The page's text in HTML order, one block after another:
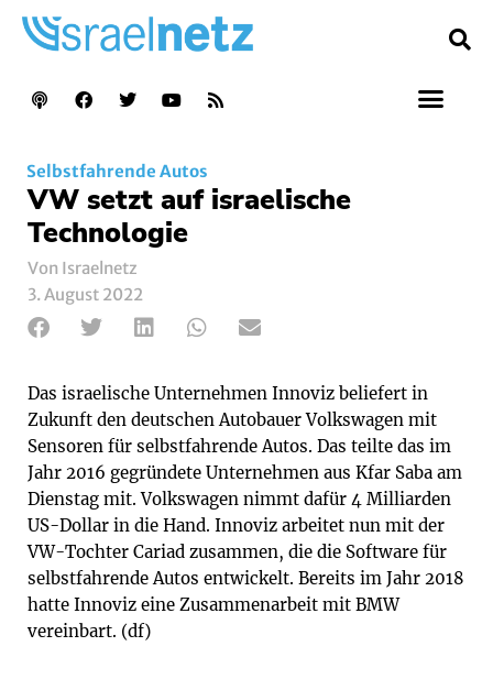
Selbstfahrende Autos
VW setzt auf israelische
Technologie
Von Israelnetz
3. August 2022
Das israelische Unternehmen Innoviz beliefert in
Zukunft den deutschen Autobauer Volkswagen mit
Sensoren für selbstfahrende Autos. Das teilte das im
Jahr 2016 gegründete Unternehmen aus Kfar Saba am
Dienstag mit. Volkswagen nimmt dafür 4 Milliarden
US-Dollar in die Hand. Innoviz arbeitet nun mit der
VW-Tochter Cariad zusammen, die die Software für
selbstfahrende Autos entwickelt. Bereits im Jahr 2018
hatte Innoviz eine Zusammenarbeit mit BMW
vereinbart. (df)